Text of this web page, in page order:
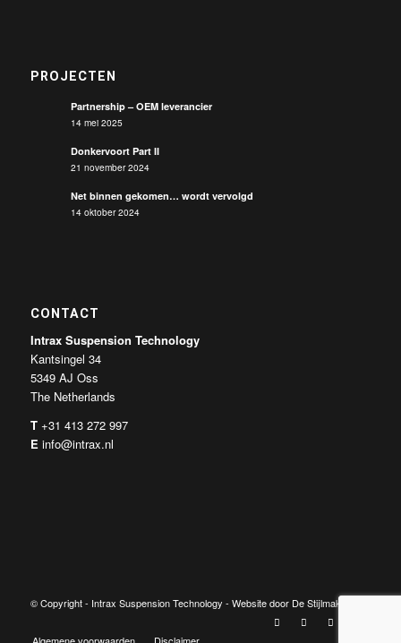
PROJECTEN
Partnership – OEM leverancier
14 mei 2025
Donkervoort Part II
21 november 2024
Net binnen gekomen… wordt vervolgd
14 oktober 2024
CONTACT
Intrax Suspension Technology
Kantsingel 34
5349 AJ Oss
The Netherlands
T +31 413 272 997
E info@intrax.nl
© Copyright - Intrax Suspension Technology - Website door De Stijlmakers